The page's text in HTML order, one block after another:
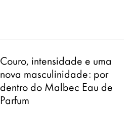
Couro, intensidade e uma
nova masculinidade: por
dentro do Malbec Eau de
Parfum